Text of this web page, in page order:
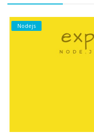
Nodejs